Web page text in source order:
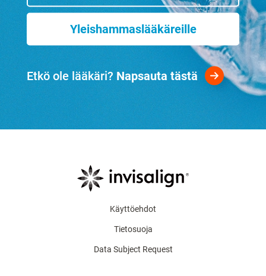
Yleishammaslääkäreille
Etkö ole lääkäri? Napsauta tästä
Käyttöehdot
Tietosuoja
Data Subject Request